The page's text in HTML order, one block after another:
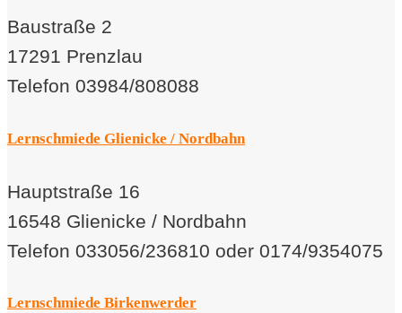
Baustraße 2
17291 Prenzlau
Telefon 03984/808088
Lernschmiede Glienicke / Nordbahn
Hauptstraße 16
16548 Glienicke / Nordbahn
Telefon 033056/236810 oder 0174/9354075
Lernschmiede Birkenwerder